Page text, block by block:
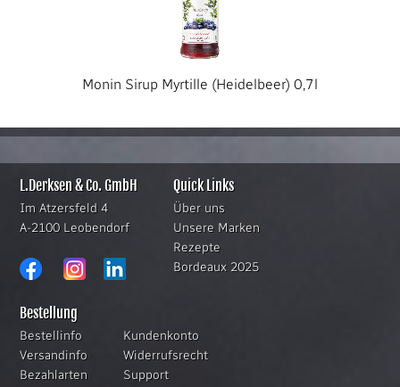
Monin Sirup Myrtille (Heidelbeer) 0,7l
L.Derksen & Co. GmbH
Im Atzersfeld 4
A-2100 Leobendorf
Quick Links
Über uns
Unsere Marken
Rezepte
Bordeaux 2025
Bestellung
Bestellinfo
Versandinfo
Bezahlarten
Kundenkonto
Widerrufsrecht
Support